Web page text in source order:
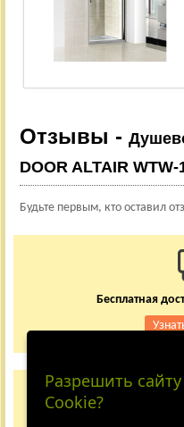
Отзывы -
DOOR ALTAIR WTW-
Будьте первым, кто оставил
Бесплатная
Разрешить
Cookie?